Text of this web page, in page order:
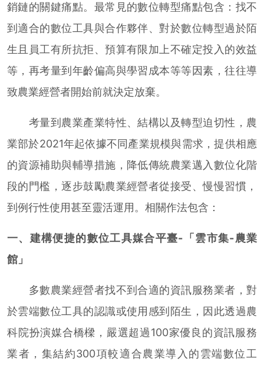
銷鏈的關鍵痛點。最常見的數位轉型痛點包含：找不
到適合的數位工具與合作夥伴、對於數位轉型過於陌
生且員工有所抗拒、預算有限加上不確定投入的效益
等，再考量到年齡偏高與學習成本等等因素，往往導
致農業經營者開始前就決定放棄。
考量到農業產業特性、結構以及轉型迫切性，農
業部於2021年起依據不同產業規模與需求，提供相應
的資源補助與輔導措施，降低傳統農業邁入數位化階
段的門檻，逐步鼓勵農業經營者從接受、慢慢習慣，
到例行性使用甚至靈活運用。相關作法包含：
一、建構便捷的數位工具媒合平臺-「雲市集-農業
館」
多數農業經營者找不到合適的資訊服務業者，對
於雲端數位工具的認識或使用感到陌生，因此透過農
科院扮演媒合橋樑，嚴選超過100家優良的資訊服務
業者，集結約300項較適合農業導入的雲端數位工